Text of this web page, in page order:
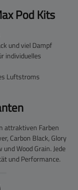
Pod Kits
und viel Dampf
individuelles
Luftstroms
attraktiven Farben
Carbon Black, Glory
Wood Grain. Jede
und Performance.